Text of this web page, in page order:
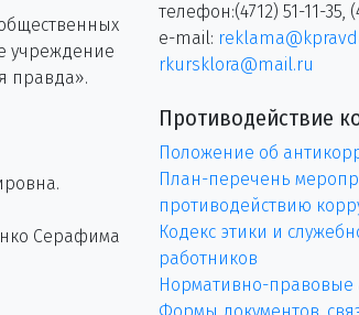
учреждение
правда».
Серафима
телефон:(4712) 51-11-35,
e-mail:
rkursklora@mail.ru
Противодействие
Положение об
План-перечень
противодействию
Кодекс этики и
работников
Нормативно-правовые